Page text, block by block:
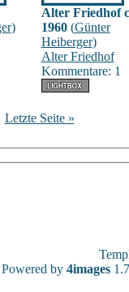
)
Alter Friedhof
1960(Günter
Heiberger)
Alter Friedhof
Kommentare: 1
Letzte Seite »
Powered by 4images